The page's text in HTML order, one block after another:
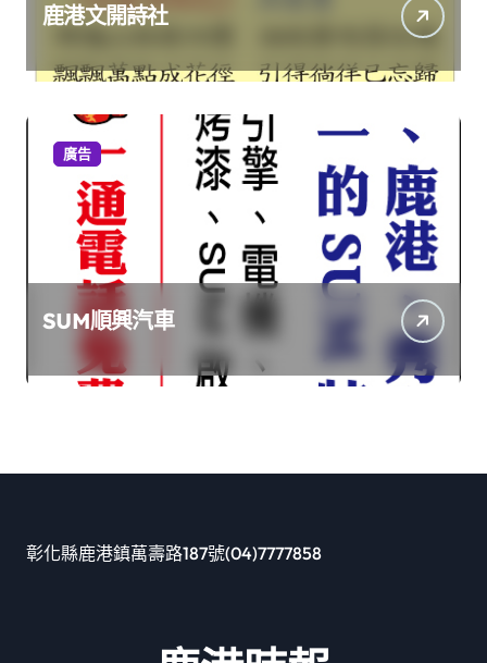
鹿港文開詩社
廣告
SUM順興汽車
彰化縣鹿港鎮萬壽路187號(04)7777858